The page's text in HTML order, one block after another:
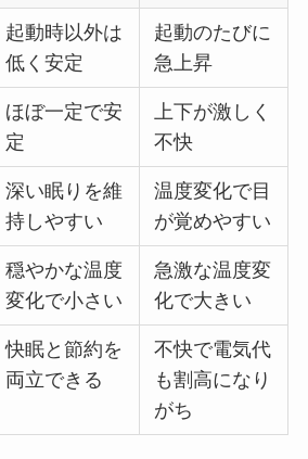
起動時以外は
低く安定
起動のたびに
急上昇
ほぼ一定で安
定
上下が激しく
不快
深い眠りを維
持しやすい
温度変化で目
が覚めやすい
穏やかな温度
変化で小さい
急激な温度変
化で大きい
快眠と節約を
両立できる
不快で電気代
も割高になり
がち